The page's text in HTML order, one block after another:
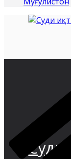
Суди